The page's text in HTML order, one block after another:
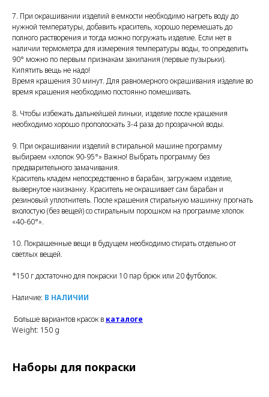
7. При окрашивании изделий в емкости необходимо нагреть воду до
нужной температуры, добавить краситель, хорошо перемешать до
полного растворения и тогда можно погружать изделие. Если нет в
наличии термометра для измерения температуры воды, то определить
90° можно по первым признакам закипания (первые пузырьки).
Кипятить вещь не надо!
Время крашения 30 минут. Для равномерного окрашивания изделие во
время крашения необходимо постоянно помешивать.
8. Чтобы избежать дальнейшей линьки, изделие после крашения
необходимо хорошо прополоскать 3-4 раза до прозрачной воды.
9. При окрашивании изделий в стиральной машине программу
выбираем «хлопок 90-95°» Важно! Выбрать программу без
предварительного замачивания.
Краситель кладем непосредственно в барабан, загружаем изделие,
вывернутое наизнанку. Краситель не окрашивает сам барабан и
резиновый уплотнитель. После крашения стиральную машинку прогнать
вхолостую (без вещей) со стиральным порошком на программе хлопок
«40-60°».
10. Покрашенные вещи в будущем необходимо стирать отдельно от
светлых вещей.
*150 г достаточно для покраски 10 пар брюк или 20 футболок.
Наличие: В НАЛИЧИИ
Больше вариантов красок в каталоге
Weight: 150 g
Наборы для покраски